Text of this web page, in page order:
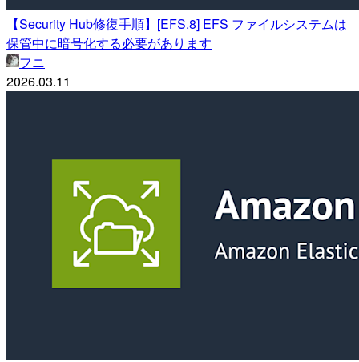
【Security Hub修復手順】[EFS.8] EFS ファイルシステムは
保管中に暗号化する必要があります
フニ
2026.03.11